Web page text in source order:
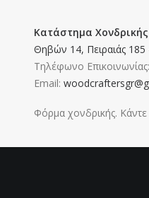
Κατάστημα
Θηβών 14, Πειραιάς
Τηλέφωνο Επικοινωνίας:
Email:
Φόρμα χονδρικής. Κάντε